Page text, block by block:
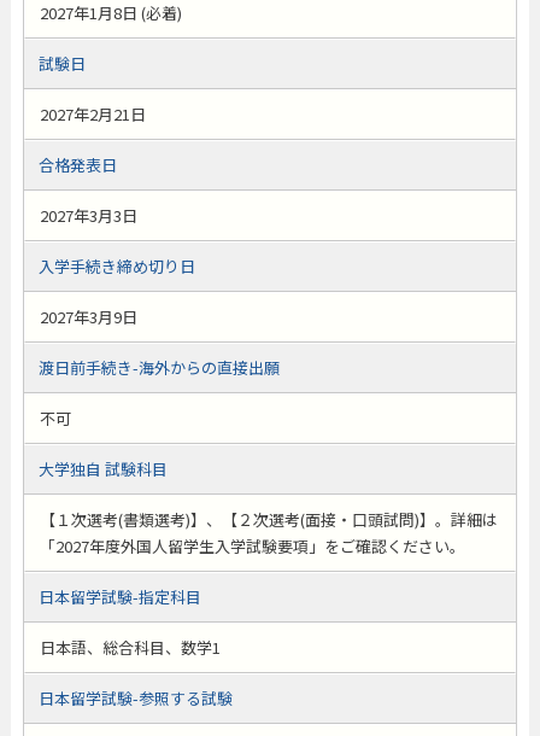
2027年1月8日 (必着)
試験日
2027年2月21日
合格発表日
2027年3月3日
入学手続き締め切り日
2027年3月9日
渡日前手続き-海外からの直接出願
不可
大学独自 試験科目
【１次選考(書類選考)】、【２次選考(面接・口頭試問)】。詳細は
「2027年度外国人留学生入学試験要項」をご確認ください。
日本留学試験-指定科目
日本語、総合科目、数学1
日本留学試験-参照する試験